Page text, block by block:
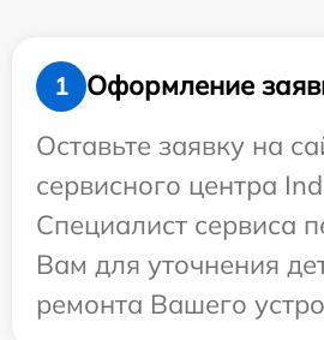
1
Оформление
Оставьте заявку на
сервисного центра
Специалист сервиса
Вам для уточнения
ремонта Вашего